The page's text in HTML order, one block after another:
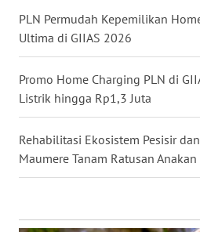
PLN Permudah Kepemilikan
Ultima di GIIAS 2026
Promo Home Charging PLN di
Listrik hingga Rp1,3 Juta
Rehabilitasi Ekosistem Pesisir
Maumere Tanam Ratusan
WN
WN
BALI
WN
KALBAR
KALTENG